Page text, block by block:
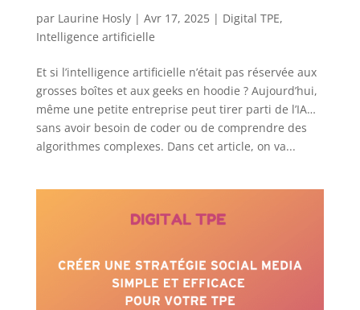
par Laurine Hosly| Avr 17, 2025| Digital TPE,
Intelligence artificielle
Et si l’intelligence artificielle n’était pas réservée aux
grosses boîtes et aux geeks en hoodie ? Aujourd’hui,
même une petite entreprise peut tirer parti de l’IA…
sans avoir besoin de coder ou de comprendre des
algorithmes complexes. Dans cet article, on va...